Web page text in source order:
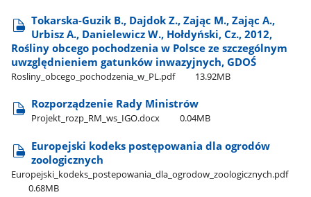
Tokarska-Guzik B., Dajdok Z., Zając M., Zając A.,
Urbisz A., Danielewicz W., Hołdyński, Cz., 2012,
Rośliny obcego pochodzenia w Polsce ze szczególnym
uwzględnieniem gatunków inwazyjnych, GDOŚ
Rosliny​_obcego​_pochodzenia​_w​_PL.pdf 13.92MB
Rozporządzenie Rady Ministrów
Projekt​_rozp​_RM​_ws​_IGO.docx 0.04MB
Europejski kodeks postępowania dla ogrodów
zoologicznych
Europejski​_kodeks​_postepowania​_dla​_ogrodow​_zoologicznych.pdf
0.68MB